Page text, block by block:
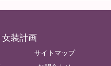
装計画
サイトマップ